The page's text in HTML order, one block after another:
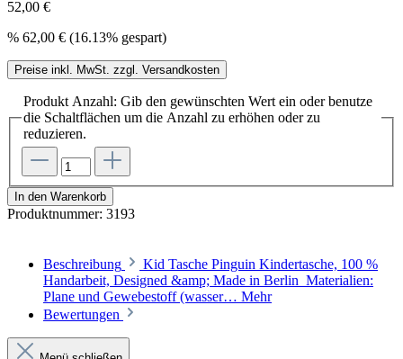
52,00 €
% 62,00 € (16.13% gespart)
Preise inkl. MwSt. zzgl. Versandkosten
Produkt Anzahl: Gib den gewünschten Wert ein oder benutze
die Schaltflächen um die Anzahl zu erhöhen oder zu
reduzieren.
In den Warenkorb
Produktnummer: 3193
Beschreibung
Kid Tasche Pinguin Kindertasche, 100 %
Handarbeit, Designed &amp; Made in Berlin Materialien:
Plane und Gewebestoff (wasser… Mehr
Bewertungen